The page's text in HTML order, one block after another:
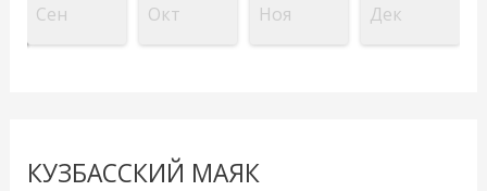
Сен Окт Ноя Дек
КУЗБАССКИЙ МАЯК